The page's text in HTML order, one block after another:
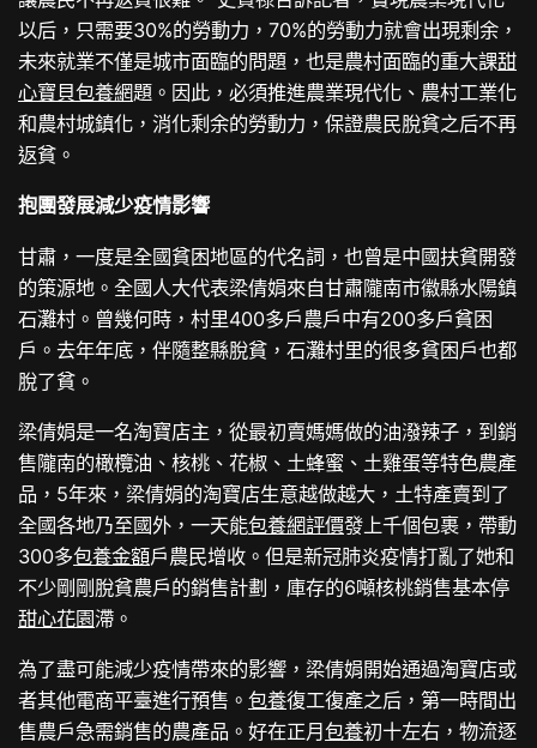
以后，只需要30%的勞動力，70%的勞動力就會出現剩余，
未來就業不僅是城市面臨的問題，也是農村面臨的重大課甜
心寶貝包養網題。因此，必須推進農業現代化、農村工業化
和農村城鎮化，消化剩余的勞動力，保證農民脫貧之后不再
返貧。
抱團發展減少疫情影響
甘肅，一度是全國貧困地區的代名詞，也曾是中國扶貧開發
的策源地。全國人大代表梁倩娟來自甘肅隴南市徽縣水陽鎮
石灘村。曾幾何時，村里400多戶農戶中有200多戶貧困
戶。去年年底，伴隨整縣脫貧，石灘村里的很多貧困戶也都
脫了貧。
梁倩娟是一名淘寶店主，從最初賣媽媽做的油潑辣子，到銷
售隴南的橄欖油、核桃、花椒、土蜂蜜、土雞蛋等特色農產
品，5年來，梁倩娟的淘寶店生意越做越大，土特產賣到了
全國各地乃至國外，一天能包養網評價發上千個包裹，帶動
300多包養金額戶農民增收。但是新冠肺炎疫情打亂了她和
不少剛剛脫貧農戶的銷售計劃，庫存的6噸核桃銷售基本停
甜心花園滯。
為了盡可能減少疫情帶來的影響，梁倩娟開始通過淘寶店或
者其他電商平臺進行預售。包養復工復產之后，第一時間出
售農戶急需銷售的農產品。好在正月包養初十左右，物流逐